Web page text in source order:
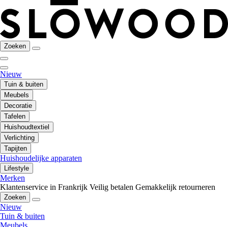
Zoeken
Nieuw
Tuin & buiten
Meubels
Decoratie
Tafelen
Huishoudtextiel
Verlichting
Tapijten
Huishoudelijke apparaten
Lifestyle
Merken
Klantenservice in Frankrijk Veilig betalen Gemakkelijk retourneren
Zoeken
Nieuw
Tuin & buiten
Meubels